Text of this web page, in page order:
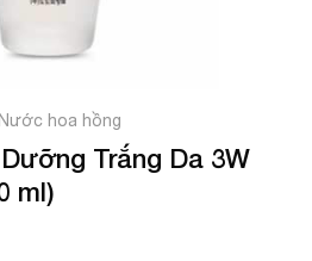
Nước hoa hồng
Trắng Da 3W
ml)